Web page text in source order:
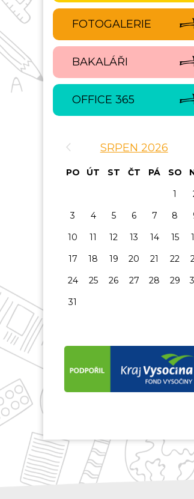
FOTOGALERIE
BAKALÁŘI
OFFICE 365
SRPEN 2026
PO ÚT ST ČT PÁ SO
1
3
4 5 6 7 8
10
11 12 13 14 15
17
18 19 20 21 22
24
25 26 27 28 29
31